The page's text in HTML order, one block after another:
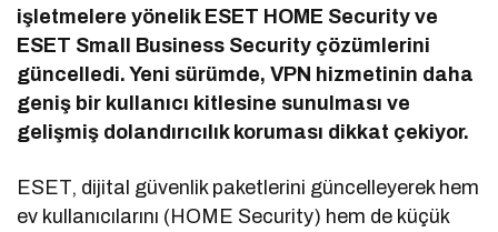
işletmelere yönelik ESET HOME Security ve
ESET Small Business Security çözümlerini
güncelledi. Yeni sürümde, VPN hizmetinin daha
geniş bir kullanıcı kitlesine sunulması ve
gelişmiş dolandırıcılık koruması dikkat çekiyor.
ESET, dijital güvenlik paketlerini güncelleyerek hem
ev kullanıcılarını (HOME Security) hem de küçük